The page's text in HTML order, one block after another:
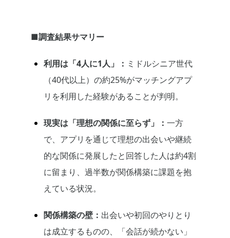
■調査結果サマリー
利用は「4人に1人」： ミドルシニア世代
（40代以上）の約25%がマッチングアプ
リを利用した経験があることが判明。
現実は「理想の関係に至らず」： 一方
で、アプリを通じて理想の出会いや継続
的な関係に発展したと回答した人は約4割
に留まり、過半数が関係構築に課題を抱
えている状況。
関係構築の壁： 出会いや初回のやりとり
は成立するものの、「会話が続かない」